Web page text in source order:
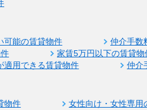
可能の賃貸物件 仲介手数
家賃5万円以下の賃貸物
適用できる賃貸物件
仲介
物件 女性向け・女性専用